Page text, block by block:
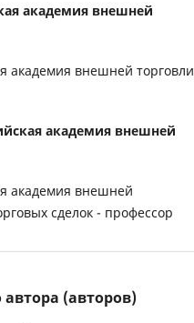
академия внешней
академия внешней торговли
академия внешней
академия внешней
сделок - профессор
(авторов)